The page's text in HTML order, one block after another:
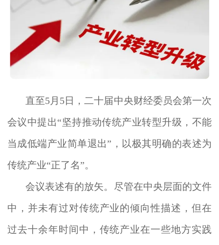
直至5月5日，二十届中央财经委员会第一次
会议中提出“坚持推动传统产业转型升级，不能
当成低端产业简单退出”，以极其明确的表述为
传统产业“正了名”。
会议表述有的放矢。尽管在中央层面的文件
中，并未有过对传统产业的倾向性描述，但在
过去十余年时间中，传统产业在一些地方实践